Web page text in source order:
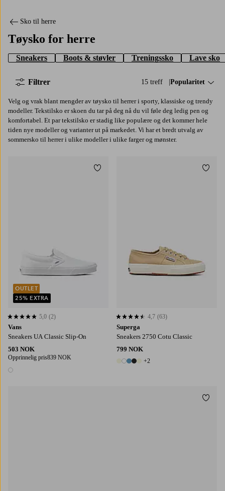
Sko til herre
Tøysko for herre
Sneakers Boots & støvler Treningssko Lave sko
15 treff Sorter på:
Popularitet
Filtrer
Velg og vrak blant mengder av tøysko til herrer i sporty, klassiske og trendy
modeller. Tekstilsko er skoen du tar på deg nå du vil føle deg ledig pen og
komfortabel. Et par tekstilsko er stadig like populære og det kommer hele
tiden nye modeller og varianter ut på markedet. Vi har et bredt utvalg av
sommersko til herrer i ulike modeller i ulike farger og mønster.
Vans
Sneakers UA Classic Slip-On
503 NOK
Opprinnelig pris839 NOK
1 farge
5,0 basert på 2 karaktergivninger
5,0 (2)
OUTLET
25% EXTRA
Legg til favoritter
Superga
Sneakers 2750 Cotu Classic
799 NOK
7 farger
+2
4,7 basert på 63 karaktergivninger
4,7 (63)